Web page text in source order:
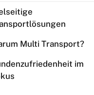
Multi Transport?
im